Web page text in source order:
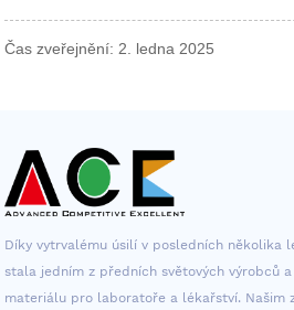
Čas zveřejnění: 2. ledna 2025
Díky vytrvalému úsilí v posledních několika
stala jedním z předních světových výrobců
materiálu pro laboratoře a lékařství. Našim